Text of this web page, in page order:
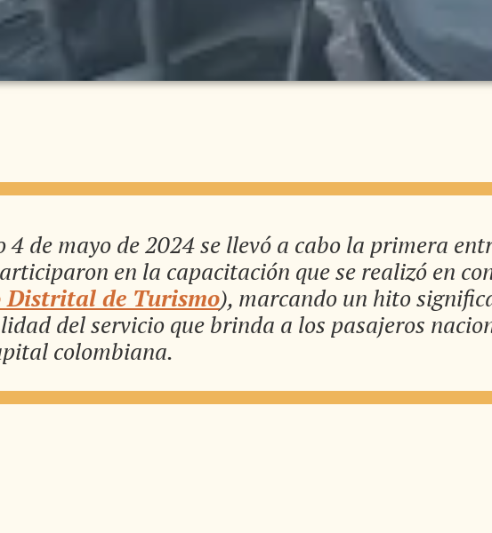
4 de mayo de 2024 se llevó a cabo la primera
en la capacitación que se realizó en
de Turismo), marcando un hito
del servicio que brinda a los pasajeros
colombiana.